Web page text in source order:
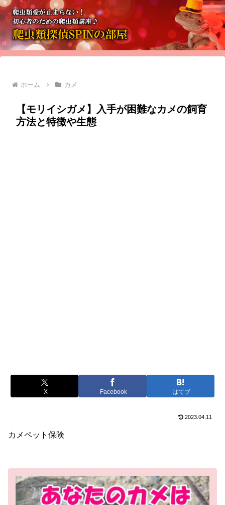
ホーム カメ
【モリイシガメ】入手が困難なカメの飼育
方法と特徴や生態
X Facebook はてブ
2023.04.11
カメペット保険